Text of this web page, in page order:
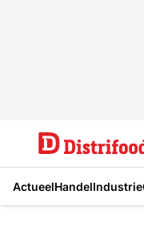
ActueelHandelIndustrie